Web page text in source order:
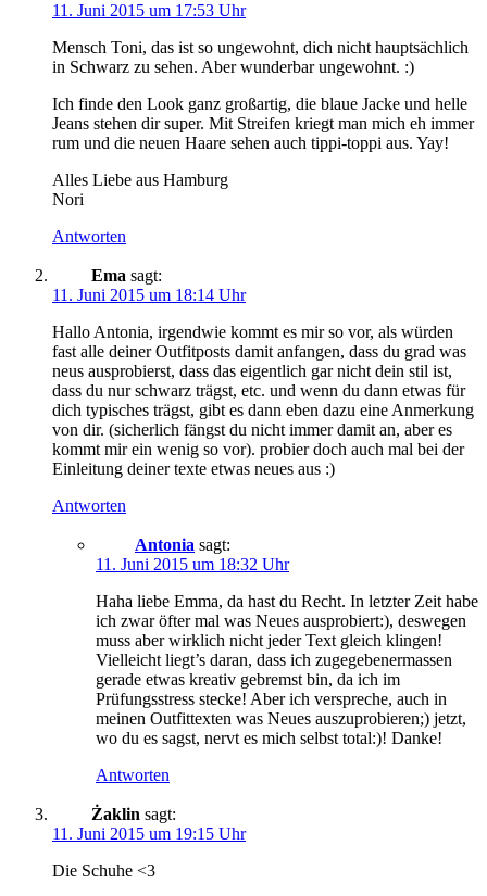
11. Juni 2015 um 17:53 Uhr
Mensch Toni, das ist so ungewohnt, dich nicht hauptsächlich
in Schwarz zu sehen. Aber wunderbar ungewohnt. :)
Ich finde den Look ganz großartig, die blaue Jacke und helle
Jeans stehen dir super. Mit Streifen kriegt man mich eh immer
rum und die neuen Haare sehen auch tippi-toppi aus. Yay!
Alles Liebe aus Hamburg
Nori
Antworten
Ema sagt:
11. Juni 2015 um 18:14 Uhr
Hallo Antonia, irgendwie kommt es mir so vor, als würden
fast alle deiner Outfitposts damit anfangen, dass du grad was
neus ausprobierst, dass das eigentlich gar nicht dein stil ist,
dass du nur schwarz trägst, etc. und wenn du dann etwas für
dich typisches trägst, gibt es dann eben dazu eine Anmerkung
von dir. (sicherlich fängst du nicht immer damit an, aber es
kommt mir ein wenig so vor). probier doch auch mal bei der
Einleitung deiner texte etwas neues aus :)
Antworten
Antonia sagt:
11. Juni 2015 um 18:32 Uhr
Haha liebe Emma, da hast du Recht. In letzter Zeit habe
ich zwar öfter mal was Neues ausprobiert:), deswegen
muss aber wirklich nicht jeder Text gleich klingen!
Vielleicht liegt’s daran, dass ich zugegebenermassen
gerade etwas kreativ gebremst bin, da ich im
Prüfungsstress stecke! Aber ich verspreche, auch in
meinen Outfittexten was Neues auszuprobieren;) jetzt,
wo du es sagst, nervt es mich selbst total:)! Danke!
Antworten
Żaklin sagt:
11. Juni 2015 um 19:15 Uhr
Die Schuhe <3